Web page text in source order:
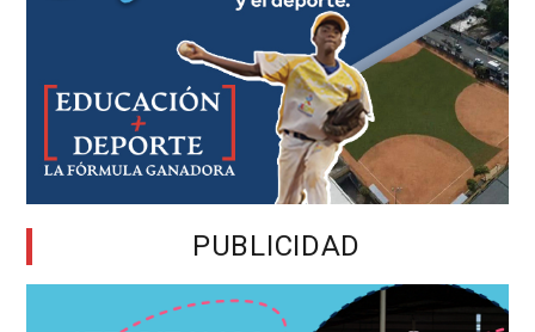
PUBLICIDAD